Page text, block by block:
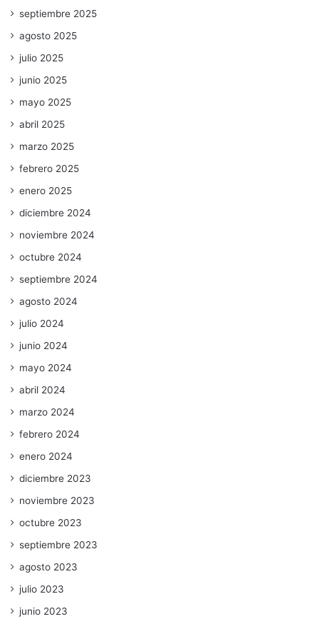
septiembre 2025
agosto 2025
julio 2025
junio 2025
mayo 2025
abril 2025
marzo 2025
febrero 2025
enero 2025
diciembre 2024
noviembre 2024
octubre 2024
septiembre 2024
agosto 2024
julio 2024
junio 2024
mayo 2024
abril 2024
marzo 2024
febrero 2024
enero 2024
diciembre 2023
noviembre 2023
octubre 2023
septiembre 2023
agosto 2023
julio 2023
junio 2023